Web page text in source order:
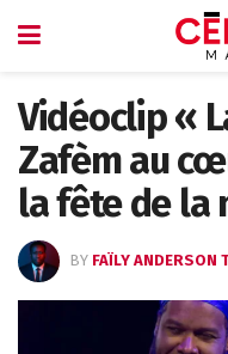
Vidéoclip «
Zafèm au
la fête de la
BY FAÏLY ANDERSON